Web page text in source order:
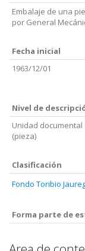
Embalaje de una
por General
Fecha inicial
1963/12/01
Nivel de
Unidad documental
(pieza)
Clasificación
Fondo Toribio
Forma parte de